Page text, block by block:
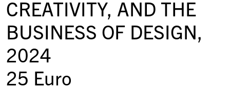
CREATIVITY, AND THE
BUSINESS OF DESIGN,
2024
25 Euro